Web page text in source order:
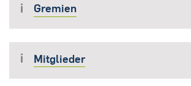
Gremien
Mitglieder